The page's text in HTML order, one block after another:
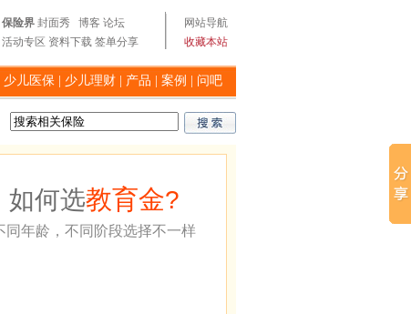
保险界 封面秀 博客 论坛
活动专区 资料下载 签单分享
网站导航
收藏本站
少儿医保 少儿理财 产品 案例 问吧
如何选教育金?
同年龄，不同阶段选择不一样